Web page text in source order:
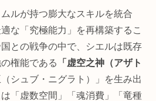
ルが持つ膨大なスキルを統合
な「究極能力」を再構築するこ
との戦争の中で、シエルは既存
権能である
「虚空之神（アザト
シュブ・ニグラト）」を生み出
「虚数空間」「魂消費」「竜種